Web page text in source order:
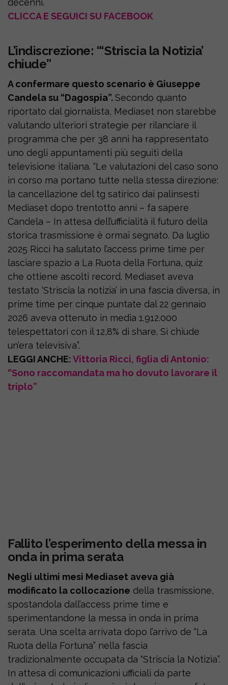
decenni.
CLICCA E SEGUICI SU FACEBOOK
L’indiscrezione: “‘Striscia la Notizia’
chiude”
A confermare questo scenario è Giuseppe
Candela su “Dagospia”.Secondo quanto
riportato dal giornalista, Mediaset non starebbe
valutando ulteriori strategie per rilanciare il
programma che per 38 anni ha rappresentato
uno degli appuntamenti più seguiti della
televisione italiana. “Le valutazioni del caso sono
in corso ma portano tutte nella stessa direzione:
la cancellazione del tg satirico dai palinsesti
Mediaset dopo trentotto anni – fa sapere
Candela – In attesa dell’ufficialità il futuro della
storica trasmissione è ormai segnato. Da luglio
2025 Ricci ha salutato l’access prime time per
lasciare spazio a La Ruota della Fortuna, quiz
che ottiene ascolti record. Mediaset aveva
testato ‘Striscia la notizia’ in una fascia diversa, in
prime time per cinque puntate dal 22 gennaio
2026 aveva ottenuto in media 1.912.000
telespettatori con il 12,8% di share. Si chiude
un’era televisiva”.
LEGGI ANCHE:Vittoria Ricci, figlia di Antonio:
“Sono raccomandata ma ho dovuto lavorare il
triplo”
Fallito l’esperimento della messa in
onda in prima serata
Negli ultimi mesi Mediaset aveva già
modificato la collocazione della trasmissione,
spostandola dall’access prime time e
sperimentandone la messa in onda in prima
serata. Una scelta arrivata dopo l’arrivo de “La
Ruota della Fortuna” nella fascia
tradizionalmente occupata da “Striscia la Notizia”.
In attesa di comunicazioni ufficiali da parte